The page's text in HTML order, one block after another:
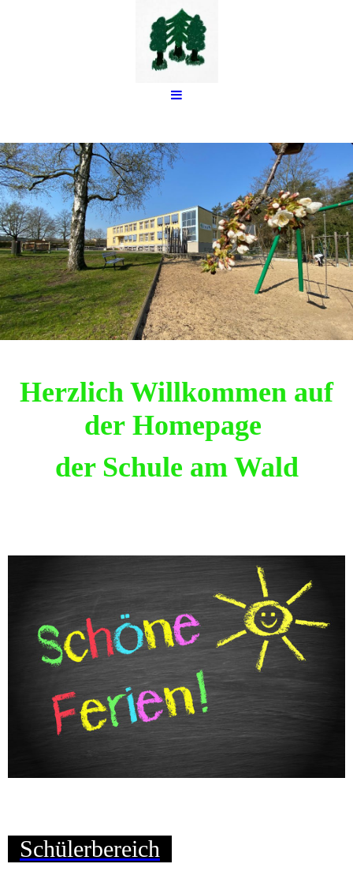
Herzlich Willkommen auf
der Homepage
der Schule am Wald
Schülerbereich